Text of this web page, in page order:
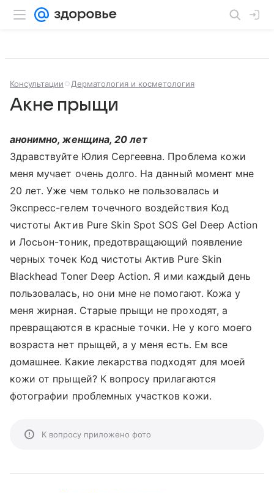
Консультации Дерматология и косметология
Акне прыщи
анонимно, женщина, 20 лет
Здравствуйте Юлия Сергеевна. Проблема кожи
меня мучает очень долго. На данный момент мне
20 лет. Уже чем только не пользовалась и
Экспресс-гелем точечного воздействия Код
чистоты Актив Pure Skin Spot SOS Gel Deep Action
и Лосьон-тоник, предотвращающий появление
черных точек Код чистоты Актив Pure Skin
Blackhead Toner Deep Action. Я ими каждый день
пользовалась, но они мне не помогают. Кожа у
меня жирная. Старые прыщи не проходят, а
превращаются в красные точки. Не у кого моего
возраста нет прыщей, а у меня есть. Ем все
домашнее. Какие лекарства подходят для моей
кожи от прыщей? К вопросу прилагаются
фотографии проблемных участков кожи.
К вопросу приложено фото